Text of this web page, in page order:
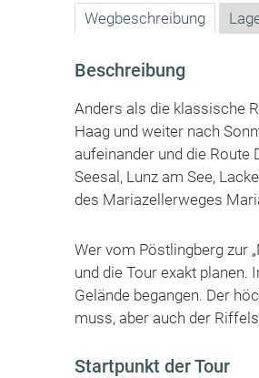
Wegbeschreibung
Beschreibung
Anders als die klassische
Haag und weiter nach
aufeinander und die Route
Seesal, Lunz am See,
des Mariazellerweges
Wer vom Pöstlingberg zur
und die Tour exakt
Gelände begangen. Der
muss, aber auch der
Startpunkt der Tour